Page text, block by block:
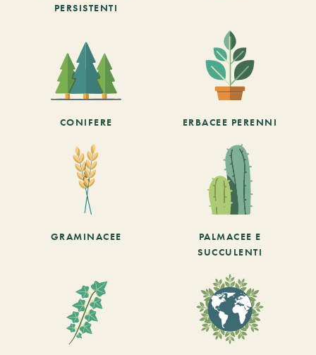
PERSISTENTI
CONIFERE ERBACEE PERENNI
GRAMINACEE
PALMACEE E
SUCCULENTI